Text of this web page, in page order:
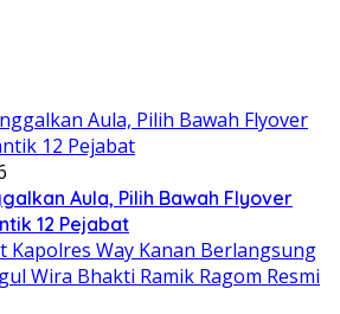
Aula, Pilih Bawah Flyover
12 Pejabat